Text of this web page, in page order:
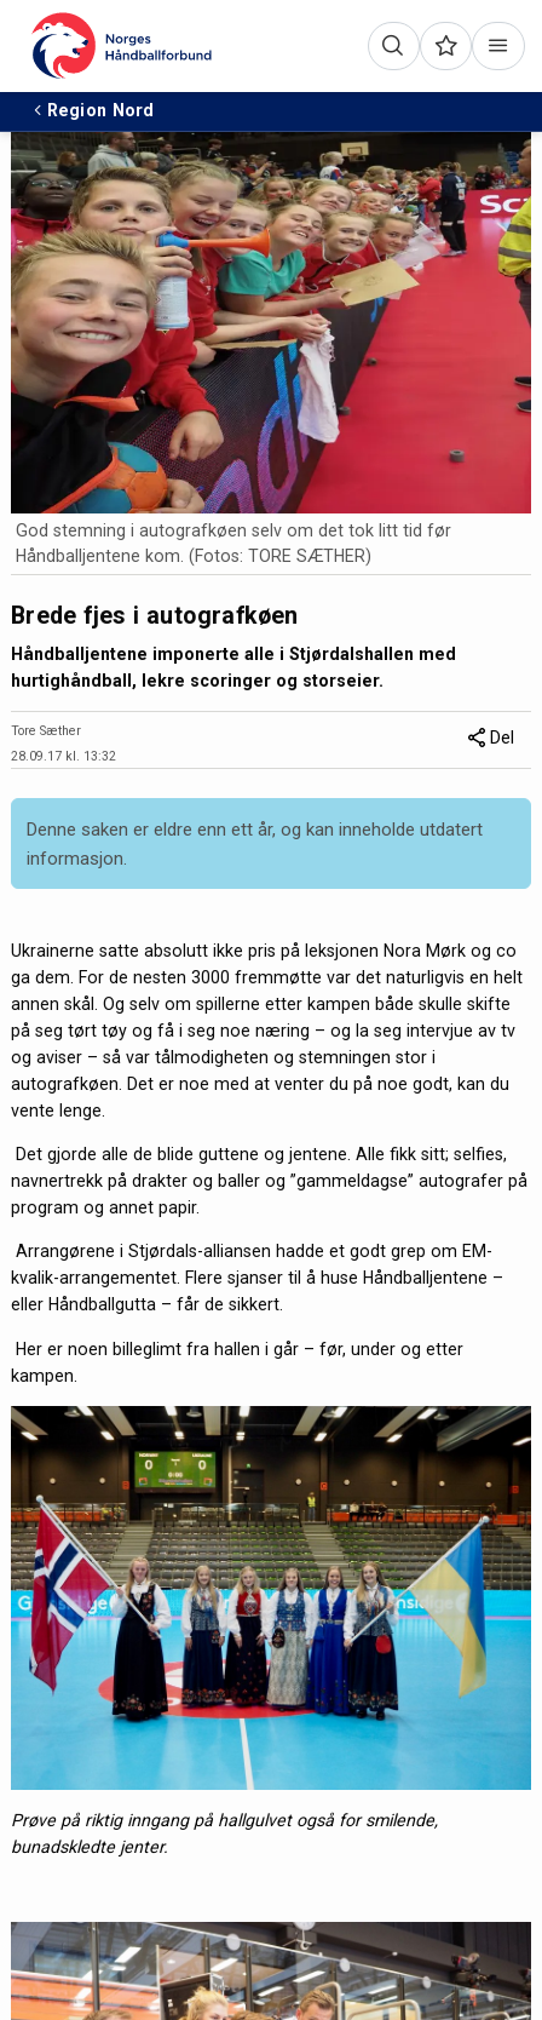
Region Nord
God stemning i autografkøen selv om det tok litt tid før
Håndballjentene kom. (Fotos: TORE SÆTHER)
Brede fjes i autografkøen
Håndballjentene imponerte alle i Stjørdalshallen med
hurtighåndball, lekre scoringer og storseier.
Tore Sæther
28.09.17 kl. 13:32
Del
Denne saken er eldre enn ett år, og kan inneholde utdatert
informasjon.
Ukrainerne satte absolutt ikke pris på leksjonen Nora Mørk og co
ga dem. For de nesten 3000 fremmøtte var det naturligvis en helt
annen skål. Og selv om spillerne etter kampen både skulle skifte
på seg tørt tøy og få i seg noe næring – og la seg intervjue av tv
og aviser – så var tålmodigheten og stemningen stor i
autografkøen. Det er noe med at venter du på noe godt, kan du
vente lenge.
Det gjorde alle de blide guttene og jentene. Alle fikk sitt; selfies,
navnertrekk på drakter og baller og ”gammeldagse” autografer på
program og annet papir.
Arrangørene i Stjørdals-alliansen hadde et godt grep om EM-
kvalik-arrangementet. Flere sjanser til å huse Håndballjentene –
eller Håndballgutta – får de sikkert.
Her er noen billeglimt fra hallen i går – før, under og etter
kampen.
Prøve på riktig inngang på hallgulvet også for smilende,
bunadskledte jenter.